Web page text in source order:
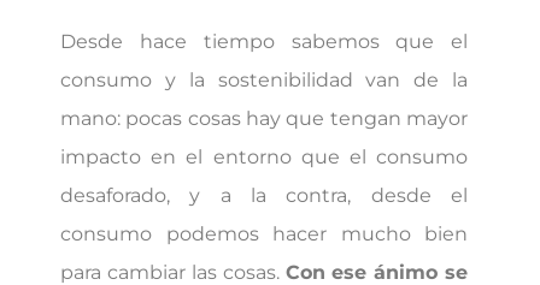
Desde hace tiempo sabemos que el
consumo y la sostenibilidad van de la
mano: pocas cosas hay que tengan mayor
impacto en el entorno que el consumo
desaforado, y a la contra, desde el
consumo podemos hacer mucho bien
para cambiar las cosas. Con ese ánimo se